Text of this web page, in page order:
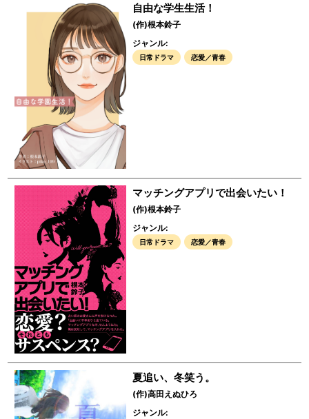
自由な学生生活！
(作)根本鈴子
ジャンル:
日常ドラマ 恋愛／青春
マッチングアプリで出会いたい！
(作)根本鈴子
ジャンル:
日常ドラマ 恋愛／青春
夏追い、冬笑う。
(作)高田えぬひろ
ジャンル: